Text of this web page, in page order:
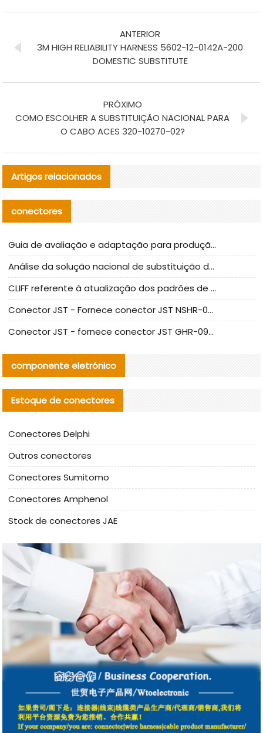
ANTERIOR
3M HIGH RELIABILITY HARNESS 5602-12-0142A-200
DOMESTIC SUBSTITUTE
PRÓXIMO
COMO ESCOLHER A SUBSTITUIÇÃO NACIONAL PARA
O CABO ACES 320-10270-02?
Artigos relacionados
conectores
Guia de avaliação e adaptação para produção em massa de componentes de cabos nacionais CNC Tech
Análise da solução nacional de substituição da linha de alta frequência I-PEX
CLIFF referente à atualização dos padrões de teste de conectores nacionais
Conector JST - Fornece conector JST NSHR-02V-S original | substituto
Conector JST - fornece conector JST GHR-09V-S autêntico | substituto
componente eletrónico
Estoque de conectores
Conectores Delphi
Outros conectores
Conectores Sumitomo
Conectores Amphenol
Stock de conectores JAE